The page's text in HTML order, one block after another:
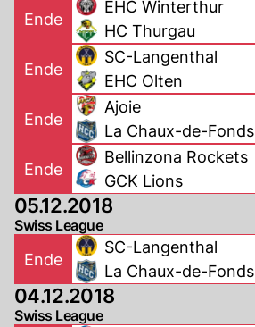
Ende
EHC Winterthur
HC Thurgau
Ende
SC-Langenthal
EHC Olten
Ende
Ajoie
La Chaux-de-Fonds
Ende
Bellinzona Rockets
GCK Lions
05.12.2018
Swiss League
Ende
SC-Langenthal
La Chaux-de-Fonds
04.12.2018
Swiss League